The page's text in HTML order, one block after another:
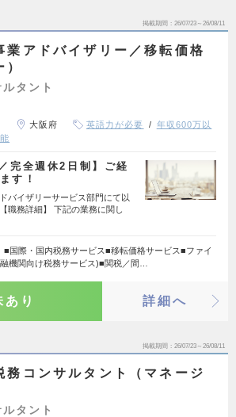
掲載期間 26/07/23～26/08/11
業アドバイザリー／移転価格
）
タント
大阪府 英語力が必要
年収600万以
完全週休2日制】ご経
す！
バイザリーサービス部門にて以
職務詳細】 下記の業務に関し
■国際・国内税務サービス■移転価格サービス■ファイ
機関向け税務サービス)■関税／間…
あり 詳細へ
掲載期間 26/07/23～26/08/11
務コンサルタント（マネージ
タント